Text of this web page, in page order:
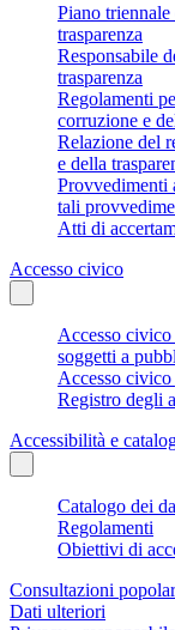
Piano
trasparenza
Responsabile
trasparenza
Regolamenti
corruzione e
Relazione del
e della
Provvedimenti
tali
Atti di
Accesso civico
Accesso
soggetti a
Accesso
Registro degli
Accessibilità e
Catalogo dei
Regolamenti
Obiettivi di
Consultazioni
Dati ulteriori